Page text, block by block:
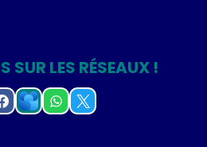
SUR LES RÉSEAUX !